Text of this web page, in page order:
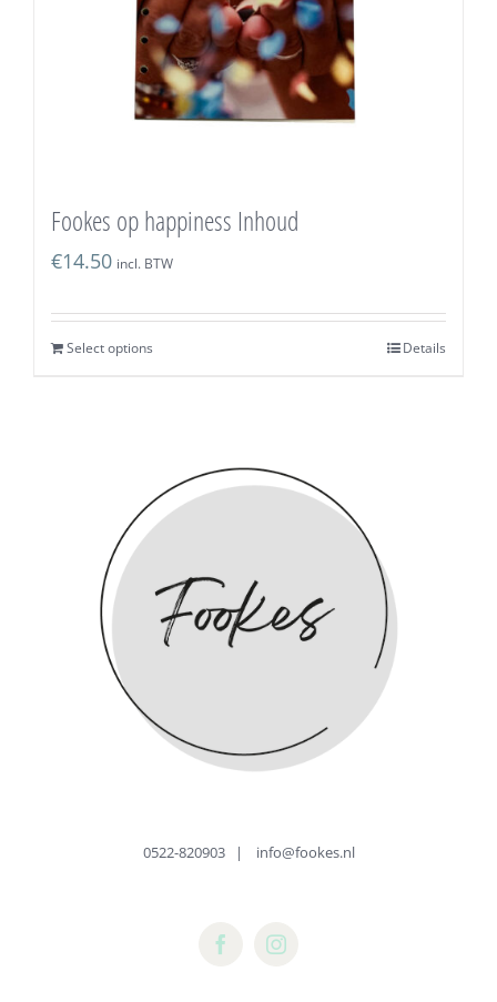
Fookes op happiness Inhoud
€14.50 incl. BTW
Select options Details
0522-820903| info@fookes.nl